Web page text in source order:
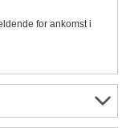
for ankomst i